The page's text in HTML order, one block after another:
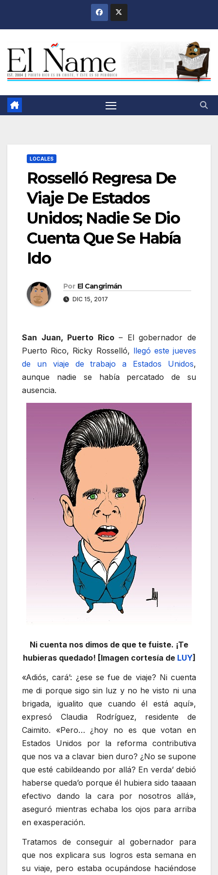
LOCALES
Rosselló Regresa De
Viaje De Estados
Unidos; Nadie Se Dio
Cuenta Que Se Había
Ido
Por El Cangrimán
DIC 15, 2017
San Juan, Puerto Rico– El gobernador de
Puerto Rico, Ricky Rosselló, llegó este jueves
de un viaje de trabajo a Estados Unidos,
aunque nadie se había percatado de su
ausencia.
Ni cuenta nos dimos de que te fuiste. ¡Te
hubieras quedado! [Imagen cortesía de LUY]
«Adiós, cará’: ¿ese se fue de viaje? Ni cuenta
me di porque sigo sin luz y no he visto ni una
brigada, igualito que cuando él está aquí»,
expresó Claudia Rodríguez, residente de
Caimito. «Pero… ¿hoy no es que votan en
Estados Unidos por la reforma contributiva
que nos va a clavar bien duro? ¿No se supone
que esté cabildeando por allá? En verda’ debió
haberse queda’o porque él hubiera sido taaaan
efectivo dando la cara por nosotros allá»,
aseguró mientras echaba los ojos para arriba
en exasperación.
Tratamos de conseguir al gobernador para
que nos explicara sus logros esta semana en
su viaje, pero estaba ocupándose haciéndose